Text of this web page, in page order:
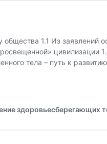
1.1 Из заявлений
цивилизации
тела – путь к
здоровьесберегающих